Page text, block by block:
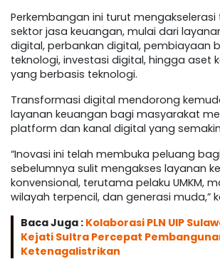
Perkembangan ini turut
sektor jasa keuangan, mulai dari
digital, perbankan digital, pembiayaan
teknologi, investasi digital, hingga aset
yang berbasis teknologi.
Transformasi digital mendorong
layanan keuangan bagi masyarakat
platform dan kanal digital yang
“Inovasi ini telah membuka peluang
sebelumnya sulit mengakses layanan
konvensional, terutama pelaku UMKM,
wilayah terpencil, dan generasi muda,”
Baca Juga : Kolaborasi PLN UIP
Kejati Sultra Percepat
Ketenagalistrikan